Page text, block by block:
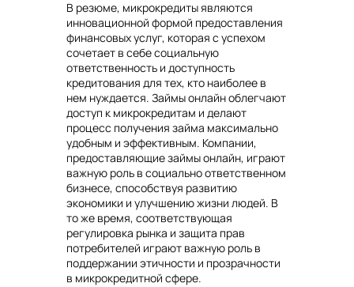
В резюме, микрокредиты являются
инновационной формой предоставления
финансовых услуг, которая с успехом
сочетает в себе социальную
ответственность и доступность
кредитования для тех, кто наиболее в
нем нуждается. Займы онлайн облегчают
доступ к микрокредитам и делают
процесс получения займа максимально
удобным и эффективным. Компании,
предоставляющие займы онлайн, играют
важную роль в социально ответственном
бизнесе, способствуя развитию
экономики и улучшению жизни людей. В
то же время, соответствующая
регулировка рынка и защита прав
потребителей играют важную роль в
поддержании этичности и прозрачности
в микрокредитной сфере.